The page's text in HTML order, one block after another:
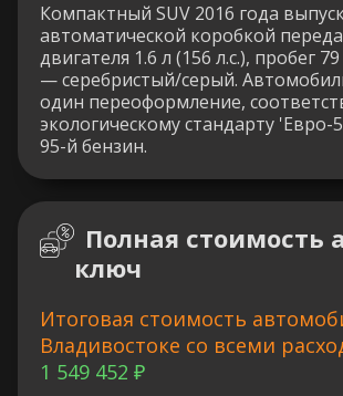
Компактный SUV 2016 года
автоматической коробкой
двигателя 1.6 л (156 л.с.), пробег
— серебристый/серый.
один переоформление,
экологическому стандарту 'Евро-
95-й бензин.
Полная стоимость
ключ
Итоговая стоимость
Владивостоке со всеми
1 549 452 ₽